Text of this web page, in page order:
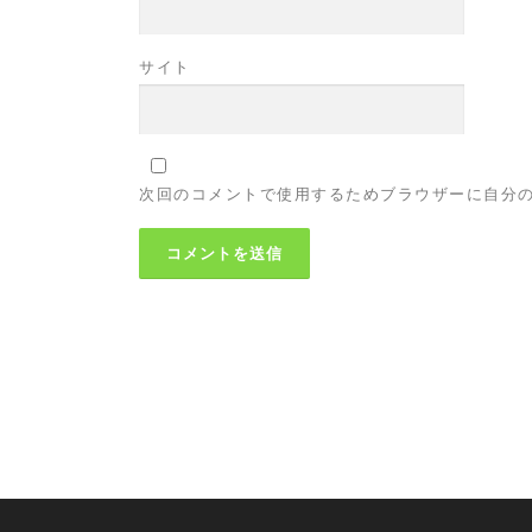
サイト
次回のコメントで使用するためブラウザーに自分